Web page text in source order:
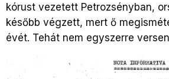
kórust vezetett Petrozsényban,
később végzett, mert ő
évét. Tehát nem egyszerre